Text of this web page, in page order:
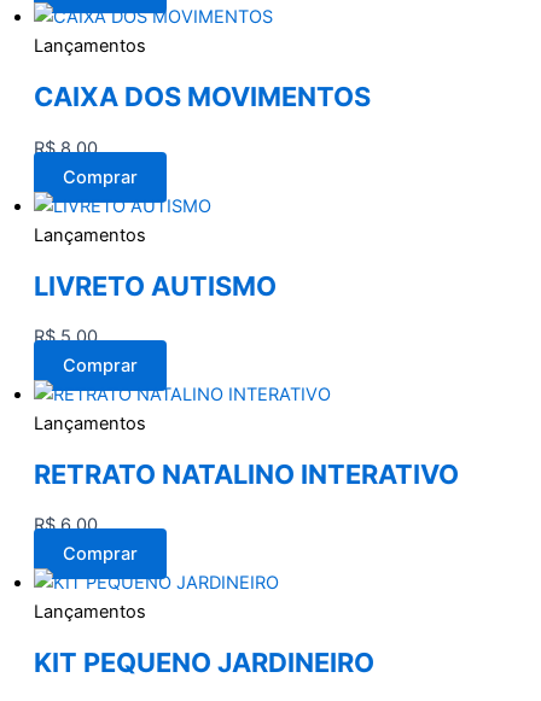
Lançamentos
CAIXA DOS MOVIMENTOS
R$8,00
Comprar
Lançamentos
LIVRETO AUTISMO
R$5,00
Comprar
Lançamentos
RETRATO NATALINO INTERATIVO
R$6,00
Comprar
Lançamentos
KIT PEQUENO JARDINEIRO